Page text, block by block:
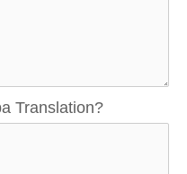
Translation?